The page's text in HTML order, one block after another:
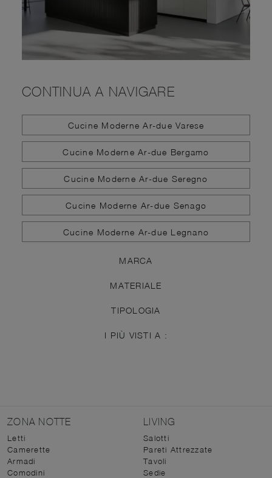
CONTINUA A NAVIGARE
Cucine Moderne Ar-due Varese
Cucine Moderne Ar-due Bergamo
Cucine Moderne Ar-due Seregno
Cucine Moderne Ar-due Senago
Cucine Moderne Ar-due Legnano
MARCA
MATERIALE
TIPOLOGIA
I PIÙ VISTI A :
ZONA NOTTE
Letti
Camerette
Armadi
Comodini
LIVING
Salotti
Pareti Attrezzate
Tavoli
Sedie